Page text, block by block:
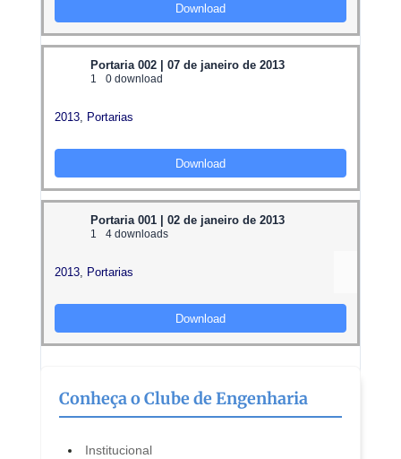
Download
Portaria 002 | 07 de janeiro de 2013
1 0 download
2013, Portarias
Download
Portaria 001 | 02 de janeiro de 2013
1 4 downloads
2013, Portarias
Download
Anterior 1 Próximo
Conheça o Clube de Engenharia
Institucional